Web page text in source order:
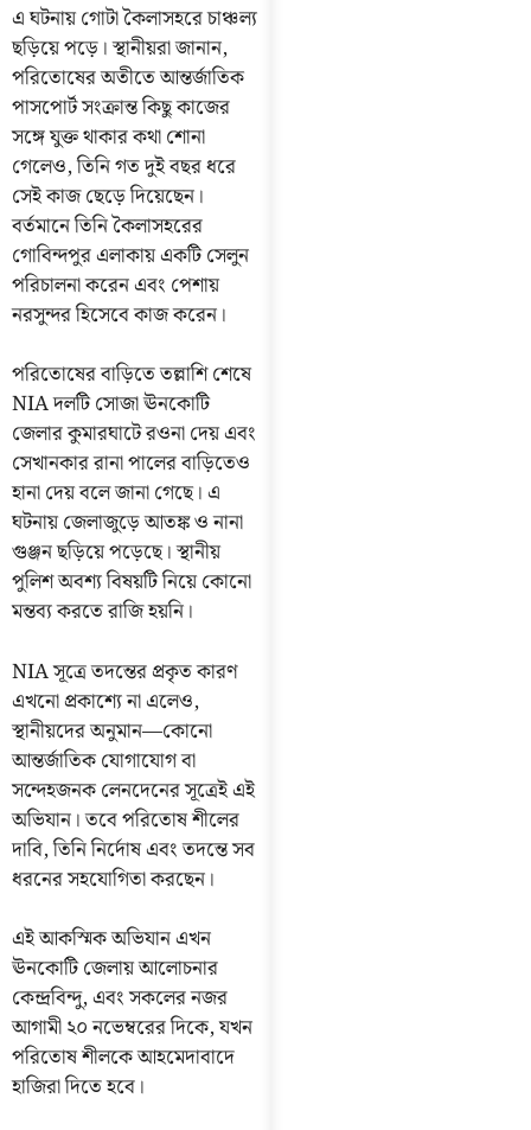
এ ঘটনায় গোটা কৈলাসহরে চাঞ্চল্য
ছড়িয়ে পড়ে। স্থানীয়রা জানান,
পরিতোষের অতীতে আন্তর্জাতিক
পাসপোর্ট সংক্রান্ত কিছু কাজের
সঙ্গে যুক্ত থাকার কথা শোনা
গেলেও, তিনি গত দুই বছর ধরে
সেই কাজ ছেড়ে দিয়েছেন।
বর্তমানে তিনি কৈলাসহরের
গোবিন্দপুর এলাকায় একটি সেলুন
পরিচালনা করেন এবং পেশায়
নরসুন্দর হিসেবে কাজ করেন।
পরিতোষের বাড়িতে তল্লাশি শেষে
NIA দলটি সোজা ঊনকোটি
জেলার কুমারঘাটে রওনা দেয় এবং
সেখানকার রানা পালের বাড়িতেও
হানা দেয় বলে জানা গেছে। এ
ঘটনায় জেলাজুড়ে আতঙ্ক ও নানা
গুঞ্জন ছড়িয়ে পড়েছে। স্থানীয়
পুলিশ অবশ্য বিষয়টি নিয়ে কোনো
মন্তব্য করতে রাজি হয়নি।
NIA সূত্রে তদন্তের প্রকৃত কারণ
এখনো প্রকাশ্যে না এলেও,
স্থানীয়দের অনুমান—কোনো
আন্তর্জাতিক যোগাযোগ বা
সন্দেহজনক লেনদেনের সূত্রেই এই
অভিযান। তবে পরিতোষ শীলের
দাবি, তিনি নির্দোষ এবং তদন্তে সব
ধরনের সহযোগিতা করছেন।
এই আকস্মিক অভিযান এখন
ঊনকোটি জেলায় আলোচনার
কেন্দ্রবিন্দু, এবং সকলের নজর
আগামী ২০ নভেম্বরের দিকে, যখন
পরিতোষ শীলকে আহমেদাবাদে
হাজিরা দিতে হবে।